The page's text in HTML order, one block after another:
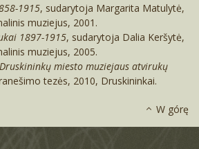
1915, sudarytoja Margarita Matulytė,
muziejus, 2001.
1897-1915, sudarytoja Dalia Keršytė,
muziejus, 2005.
Druskininkų miesto muziejaus atvirukų
tezės, 2010, Druskininkai.
W górę